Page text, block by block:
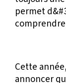
permet
Cette
annoncer